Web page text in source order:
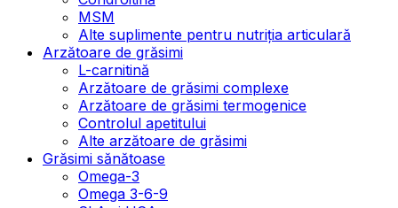
MSM
Alte suplimente pentru nutriția articulară
Arzătoare de grăsimi
L-carnitină
Arzătoare de grăsimi complexe
Arzătoare de grăsimi termogenice
Controlul apetitului
Alte arzătoare de grăsimi
Grăsimi sănătoase
Omega-3
Omega 3-6-9